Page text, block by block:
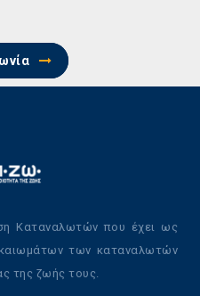
Καταναλωτών που έχει ως
των καταναλωτών
της ζωής τους.